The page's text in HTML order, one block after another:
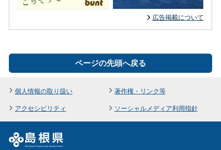
広告掲載について
ページの先頭へ戻る
個人情報の取り扱い
著作権・リンク等
アクセシビリティ
ソーシャルメディア利用指針